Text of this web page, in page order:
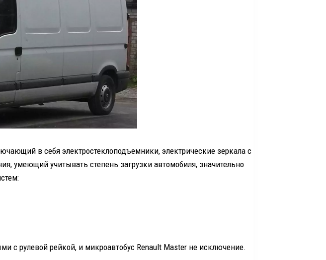
в себя электростеклоподъемники, электрические зеркала с
умеющий учитывать степень загрузки автомобиля, значительно
с рулевой рейкой, и микроавтобус Renault Master не исключение.